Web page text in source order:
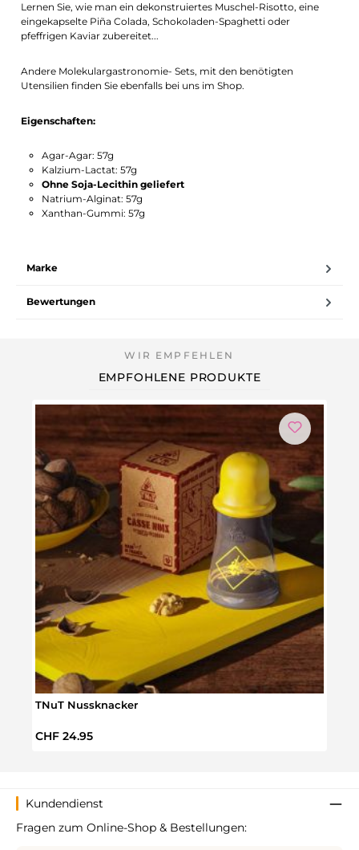
Lernen Sie, wie man ein dekonstruiertes Muschel-Risotto, eine
eingekapselte Piña Colada, Schokoladen-Spaghetti oder
pfeffrigen Kaviar zubereitet...
Andere Molekulargastronomie- Sets, mit den benötigten
Utensilien finden Sie ebenfalls bei uns im Shop.
Eigenschaften:
Agar-Agar: 57g
Kalzium-Lactat: 57g
Ohne Soja-Lecithin geliefert
Natrium-Alginat: 57g
Xanthan-Gummi: 57g
Marke
Bewertungen
EMPFOHLENE PRODUKTE
TNuT Nussknacker
Regulärer Preis:
CHF 24.95
Kundendienst
Fragen zum Online-Shop & Bestellungen: